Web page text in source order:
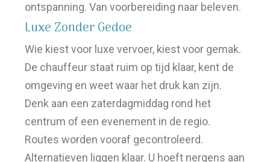
ontspanning. Van voorbereiding naar beleven.
Luxe Zonder Gedoe
Wie kiest voor luxe vervoer, kiest voor gemak.
De chauffeur staat ruim op tijd klaar, kent de
omgeving en weet waar het druk kan zijn.
Denk aan een zaterdagmiddag rond het
centrum of een evenement in de regio.
Routes worden vooraf gecontroleerd.
Alternatieven liggen klaar. U hoeft nergens aan